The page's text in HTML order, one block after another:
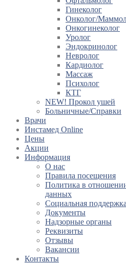
Гинеколог
Онколог/
Онкогинеколог
Уролог
Эндокринолог
Невролог
Кардиолог
Массаж
Психолог
КТГ
NEW! Прокол ушей
Больничные/Справки
Врачи
Инстамед Online
Цены
Акции
Информация
О нас
Правила посещения
Политика в
данных
Социальная
Документы
Надзорные органы
Реквизиты
Отзывы
Вакансии
Контакты